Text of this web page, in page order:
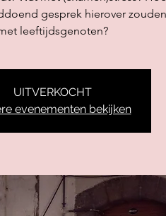
gesprek hierover
leeftijdsgenoten?
UITVERKOCHT
evenementen bekijken